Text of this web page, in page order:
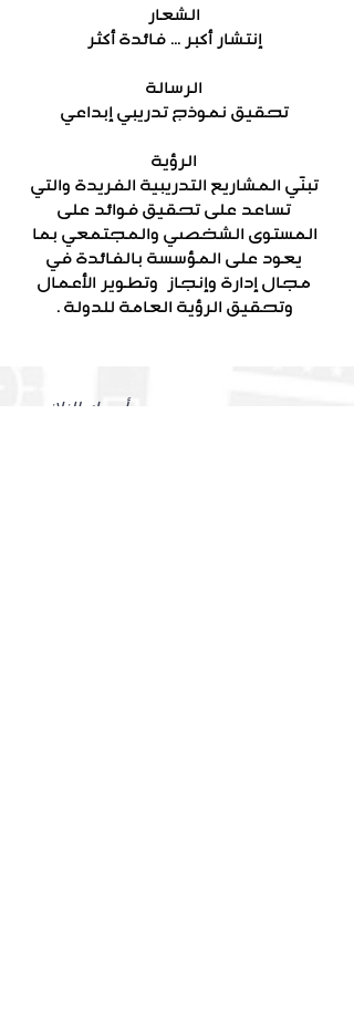
الشعار
إنتشار أكبر ... فائدة أكثر
الرسالة
تحقيق نموذج تدريبي إبداعي
الرؤية
تبنّي المشاريع التدريبية الفريدة والتي
تساعد على تحقيق فوائد على
المستوى الشخصي والمجتمعي بما
يعود على المؤسسة بالفائدة في
مجال إدارة وإنجاز وتطوير الأعمال
وتحقيق الرؤية العامة للدولة .
أسمك الثلاثي